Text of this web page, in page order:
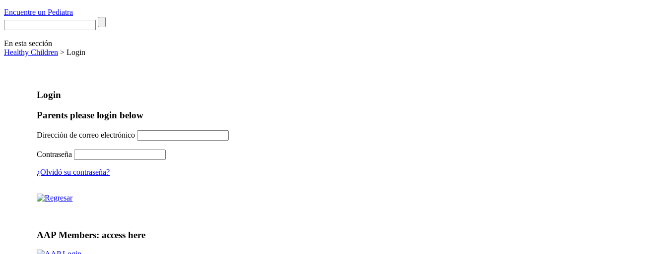
Encuentre un Pediatra
En esta sección
Healthy Children > Login
Login
Parents please login below
Dirección de correo electrónico
Contraseña
¿Olvidó su contraseña?
AAP Members: access here